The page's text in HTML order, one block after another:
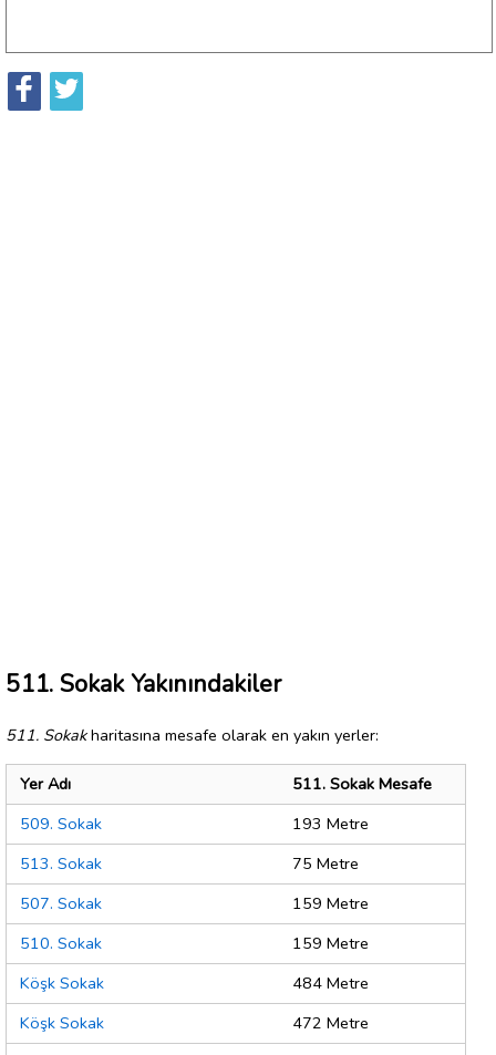
511. Sokak Yakınındakiler
511. Sokakharitasına mesafe olarak en yakın yerler:
Yer Adı
511. Sokak Mesafe
509. Sokak
193 Metre
513. Sokak
75 Metre
507. Sokak
159 Metre
510. Sokak
159 Metre
Köşk Sokak
484 Metre
Köşk Sokak
472 Metre